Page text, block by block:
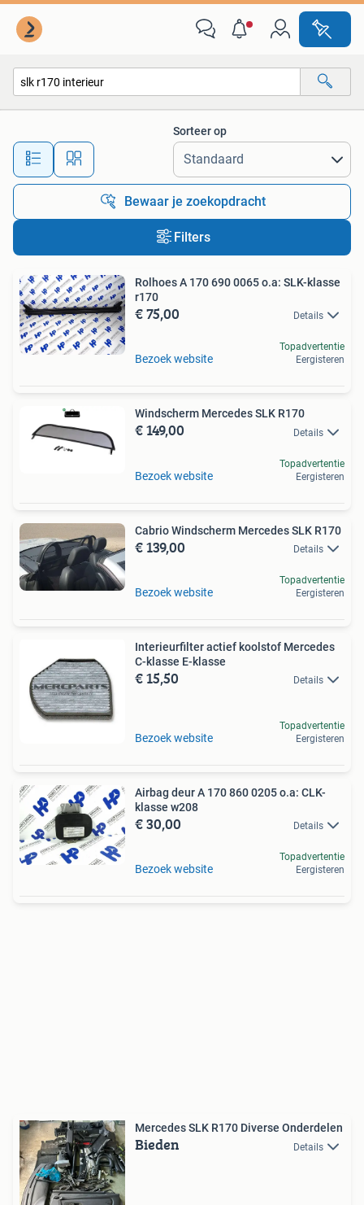
Alle afstanden…
Sorteer op
Bewaar je zoekopdracht
Filters
Rolhoes A 170 690 0065 o.a: SLK-klasse
r170
€ 75,00 Details
Bezoek website
Topadvertentie
Eergisteren
Windscherm Mercedes SLK R170
€ 149,00 Details
Bezoek website
Topadvertentie
Eergisteren
Cabrio Windscherm Mercedes SLK R170
€ 139,00 Details
Bezoek website
Topadvertentie
Eergisteren
Interieurfilter actief koolstof Mercedes
C-klasse E-klasse
€ 15,50 Details
Bezoek website
Topadvertentie
Eergisteren
Airbag deur A 170 860 0205 o.a: CLK-
klasse w208
€ 30,00 Details
Bezoek website
Topadvertentie
Eergisteren
Mercedes SLK R170 Diverse Onderdelen
Bieden Details